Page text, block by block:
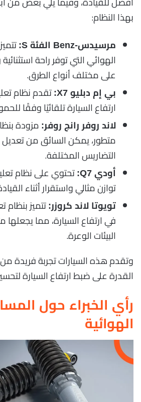
بهذا النظام:
مرسيدس-Benz الفئة S:
الهوائي التي توفر راحة
على مختلف أنواع الطرق.
بي إم دبليو X7:
تقدم نظام
ارتفاع السيارة تلقائيًا وفقًا
لاند روفر رانج روفر: مزودة
متطور، يمكن السائق من تعديل
التضاريس المختلفة.
أودي Q7:
تحتوي على نظام
توازن مثالي واستقرار أثناء
تويوتا لاند كروزر: تتميز
في ارتفاع السيارة، مما يجعلها
البيئات الوعرة.
وتقدم هذه السيارات تجربة فريدة
القدرة على ضبط ارتفاع السيارة
رأي الخبراء حول
الهوائية